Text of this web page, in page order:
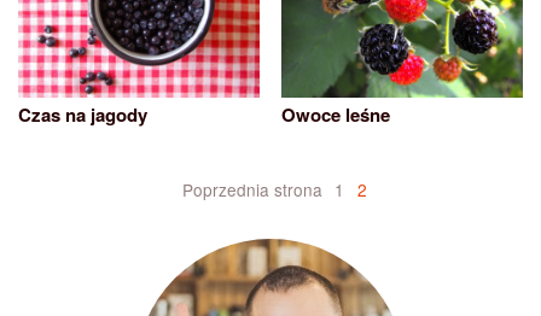
Czas na jagody Owoce leśne
Poprzednia strona 1 2